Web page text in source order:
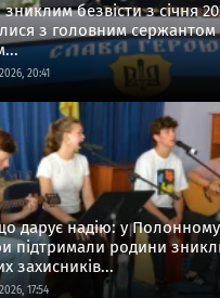
безвісти з січня
з головним сержантом
20:41
дарує надію: у Полонному
підтримали родини
захисників...
17:54